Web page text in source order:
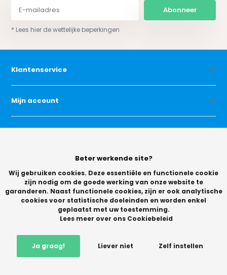
Abonneer
* Lees hier de wettelijke beperkingen
Klantenservice
Mijn account
Categorieën
Vikingchoice.nl - Scherpe prijzen! Ruime keuze9.2- Trusted
Beter werkende site?
Wij gebruiken cookies. Deze essentiële en functionele cookie
zijn nodig om de goede werking van onze website te
garanderen. Naast functionele cookies, zijn er ook analytische
cookies voor statistische doeleinden en worden enkel
geplaatst met uw toestemming.
Lees meer over ons Cookiebeleid
Ja graag! Liever niet Zelf instellen